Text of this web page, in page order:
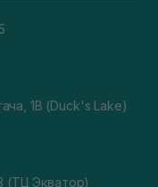
1В (Duck's Lake)
(ТЦ Экватор)